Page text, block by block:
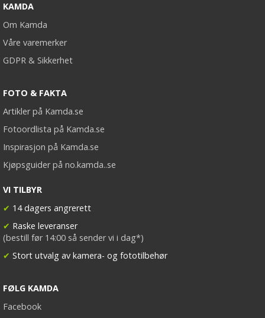
KAMDA
Om Kamda
Våre varemerker
GDPR & Sikkerhet
FOTO & FAKTA
Artikler på Kamda.se
Fotoordlista på Kamda.se
Inspirasjon på Kamda.se
Kjøpsguider på no.kamda..se
VI TILBYR
✔ 14 dagers angrerett
✔ Raske leveranser
(bestill før 14:00 så sender vi i dag*)
✔ Stort utvalg av kamera- og fototilbehør
FØLG KAMDA
Facebook